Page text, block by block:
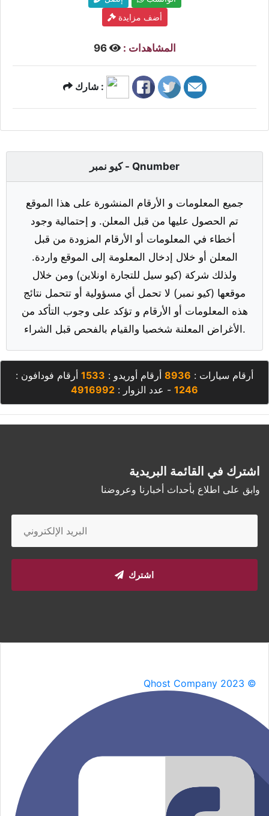
أضف مزايدة
المشاهدات : 96
شارك :
كيو نمبر - Qnumber
جميع المعلومات و الأرقام المنشورة على هذا الموقع
تم الحصول عليها من قبل المعلن. و إحتمالية وجود
أخطاء في المعلومات أو الأرقام المزودة من قبل
المعلن أو خلال إدخال المعلومة إلى الموقع واردة.
ولذلك شركة (كيو سيل للتجارة اونلاين) ومن خلال
موقعها (كيو نمبر) لا تحمل أي مسؤولية أو تتحمل نتائج
هذه المعلومات أو الأرقام و تؤكد على وجوب التأكد من
الأغراض المعلنة شخصيا والقيام بالفحص قبل الشراء.
أرقام سيارات : 8936 أرقام أوريدو : 1533 أرقام فودافون :
1246 - عدد الزوار : 4916992
اشترك في القائمة البريدية
وابق على اطلاع بأحداث أخبارنا وعروضنا
اشترك
Qhost Company 2023 ©